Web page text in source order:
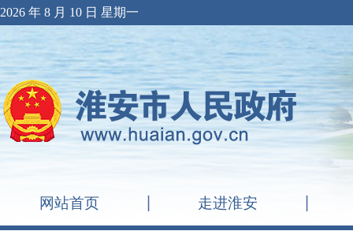
2026 年 8 月 10 日 星期一
网站首页 走进淮安